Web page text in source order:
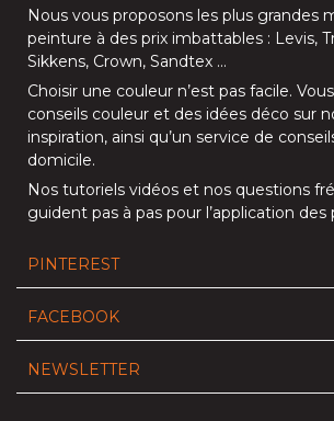
Nous vous proposons les plus grandes
peinture à des prix imbattables : Levis,
Sikkens, Crown, Sandtex …
Choisir une couleur n’est pas facile.
conseils couleur et des idées déco sur
inspiration, ainsi qu’un service de
domicile.
Nos tutoriels vidéos et nos questions
guident pas à pas pour l’application
PINTEREST
FACEBOOK
NEWSLETTER